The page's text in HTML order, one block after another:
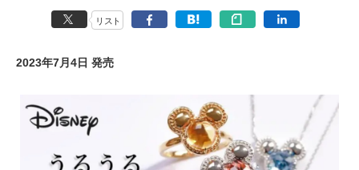
リスト
2023年7月4日 発売